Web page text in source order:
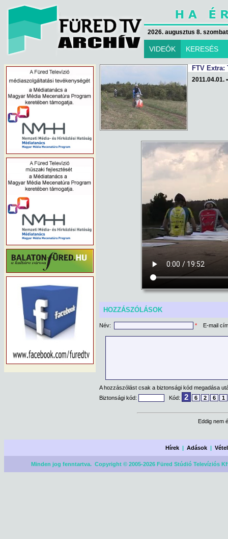
2026. augusztus 8.
VIDEÓK KERESÉS
FTV Extra:
2011.04.01. •
HOZZÁSZÓLÁSOK
Név: * E-mail
A hozzászólást csak a biztonsági kód megadása
Biztonsági kód:
Kód: 2 6 2 6 1
Eddig nem
Hírek |Adások |
Minden jog fenntartva. Copyright © 2005-2026 Füred Stúdió Televíziós